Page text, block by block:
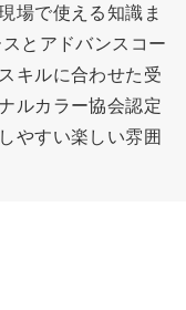
場で使える知識ま
とアドバンスコー
キルに合わせた受
ルカラー協会認定
やすい楽しい雰囲